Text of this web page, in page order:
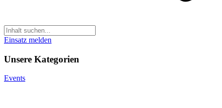
Einsatz melden
Unsere Kategorien
Events